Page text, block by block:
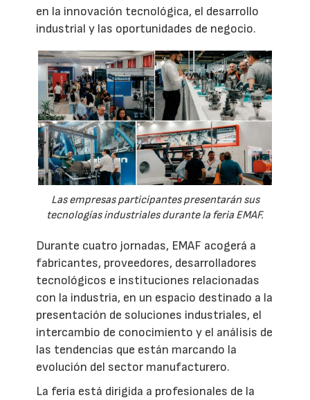
en la innovación tecnológica, el desarrollo
industrial y las oportunidades de negocio.
Las empresas participantes presentarán sus
tecnologías industriales durante la feria EMAF.
Durante cuatro jornadas, EMAF acogerá a
fabricantes, proveedores, desarrolladores
tecnológicos e instituciones relacionadas
con la industria, en un espacio destinado a la
presentación de soluciones industriales, el
intercambio de conocimiento y el análisis de
las tendencias que están marcando la
evolución del sector manufacturero.
La feria está dirigida a profesionales de la